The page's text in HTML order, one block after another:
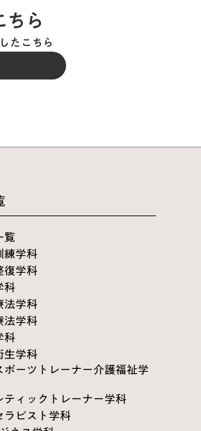
ら
たこちら
学科
学科
学科
学科
学科
ポーツトレーナー介護福祉学
ィックトレーナー学科
ピスト学科